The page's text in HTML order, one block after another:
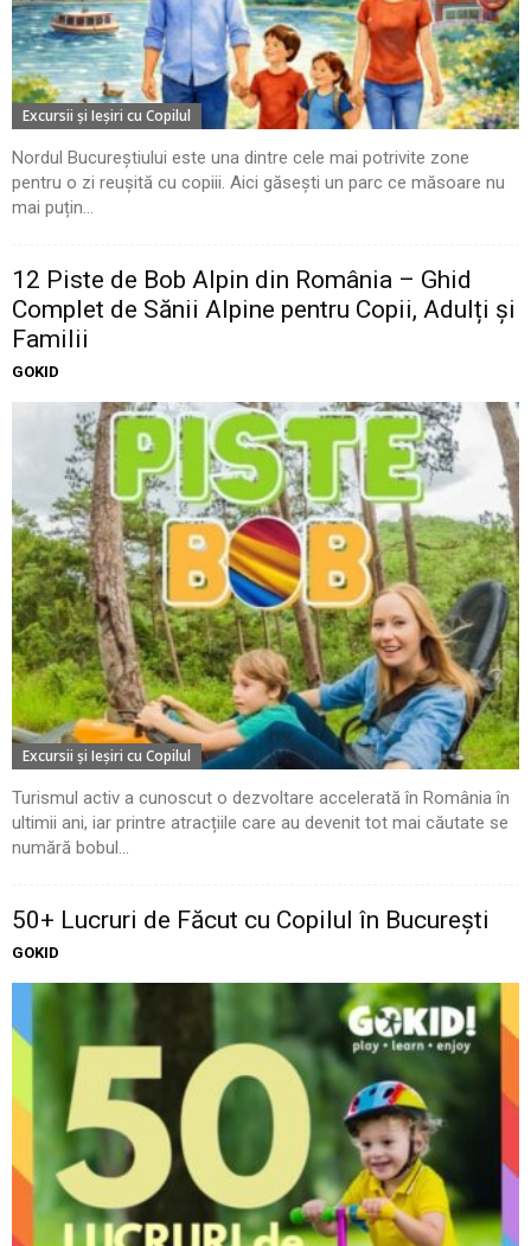
Excursii şi Ieşiri cu Copilul
Nordul Bucureștiului este una dintre cele mai potrivite zone
pentru o zi reușită cu copiii. Aici găsești un parc ce măsoare nu
mai puțin...
12 Piste de Bob Alpin din România – Ghid
Complet de Sănii Alpine pentru Copii, Adulți și
Familii
GOKID
Excursii şi Ieşiri cu Copilul
Turismul activ a cunoscut o dezvoltare accelerată în România în
ultimii ani, iar printre atracțiile care au devenit tot mai căutate se
numără bobul...
50+ Lucruri de Făcut cu Copilul în București
GOKID